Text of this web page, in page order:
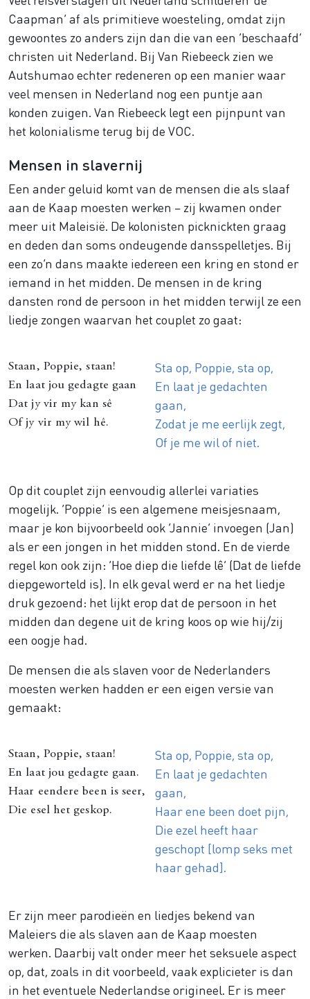
Caapman’ af als primitieve woesteling, omdat zijn
gewoontes zo anders zijn dan die van een ‘beschaafd’
christen uit Nederland. Bij Van Riebeeck zien we
Autshumao echter redeneren op een manier waar
veel mensen in Nederland nog een puntje aan
konden zuigen. Van Riebeeck legt een pijnpunt van
het kolonialisme terug bij de VOC.
Mensen in slavernij
Een ander geluid komt van de mensen die als slaaf
aan de Kaap moesten werken – zij kwamen onder
meer uit Maleisië. De kolonisten picknickten graag
en deden dan soms ondeugende dansspelletjes. Bij
een zo’n dans maakte iedereen een kring en stond er
iemand in het midden. De mensen in de kring
dansten rond de persoon in het midden terwijl ze een
liedje zongen waarvan het couplet zo gaat:
Staan, Poppie, staan!
En laat jou gedagte gaan
Dat jy vir my kan sê
Of jy vir my wil hê.
Sta op, Poppie, sta op,
En laat je gedachten
gaan,
Zodat je me eerlijk zegt,
Of je me wil of niet.
Op dit couplet zijn eenvoudig allerlei variaties
mogelijk. ‘Poppie’ is een algemene meisjesnaam,
maar je kon bijvoorbeeld ook ‘Jannie’ invoegen (Jan)
als er een jongen in het midden stond. En de vierde
regel kon ook zijn: ‘Hoe diep die liefde lê’ (Dat de liefde
diepgeworteld is). In elk geval werd er na het liedje
druk gezoend: het lijkt erop dat de persoon in het
midden dan degene uit de kring koos op wie hij/zij
een oogje had.
De mensen die als slaven voor de Nederlanders
moesten werken hadden er een eigen versie van
gemaakt:
Staan, Poppie, staan!
En laat jou gedagte gaan.
Haar eendere been is seer,
Die esel het geskop.
Sta op, Poppie, sta op,
En laat je gedachten
gaan,
Haar ene been doet pijn,
Die ezel heeft haar
geschopt [lomp seks met
haar gehad].
Er zijn meer parodieën en liedjes bekend van
Maleiers die als slaven aan de Kaap moesten
werken. Daarbij valt onder meer het seksuele aspect
op, dat, zoals in dit voorbeeld, vaak explicieter is dan
in het eventuele Nederlandse origineel. Er is meer